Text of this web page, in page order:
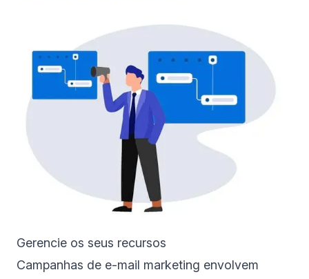
Gerencie os seus recursos
Campanhas de e-mail marketing envolvem